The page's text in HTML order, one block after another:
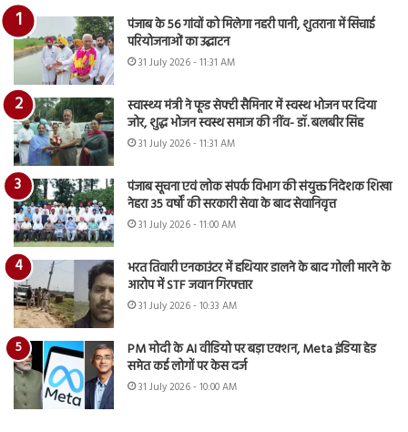
पंजाब के 56 गांवों को मिलेगा नहरी पानी, शुतराना में सिंचाई
परियोजनाओं का उद्घाटन
31 July 2026 - 11:31 AM
स्वास्थ्य मंत्री ने फूड सेफ्टी सैमिनार में स्वस्थ भोजन पर दिया
जोर, शुद्ध भोजन स्वस्थ समाज की नींव- डॉ. बलबीर सिंह
31 July 2026 - 11:31 AM
पंजाब सूचना एवं लोक संपर्क विभाग की संयुक्त निदेशक शिखा
नेहरा 35 वर्षों की सरकारी सेवा के बाद सेवानिवृत्त
31 July 2026 - 11:00 AM
भरत तिवारी एनकाउंटर में हथियार डालने के बाद गोली मारने के
आरोप में STF जवान गिरफ्तार
31 July 2026 - 10:33 AM
PM मोदी के AI वीडियो पर बड़ा एक्शन, Meta इंडिया हेड
समेत कई लोगों पर केस दर्ज
31 July 2026 - 10:00 AM